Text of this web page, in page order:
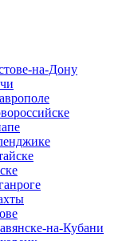
на-Дону
на-Кубани